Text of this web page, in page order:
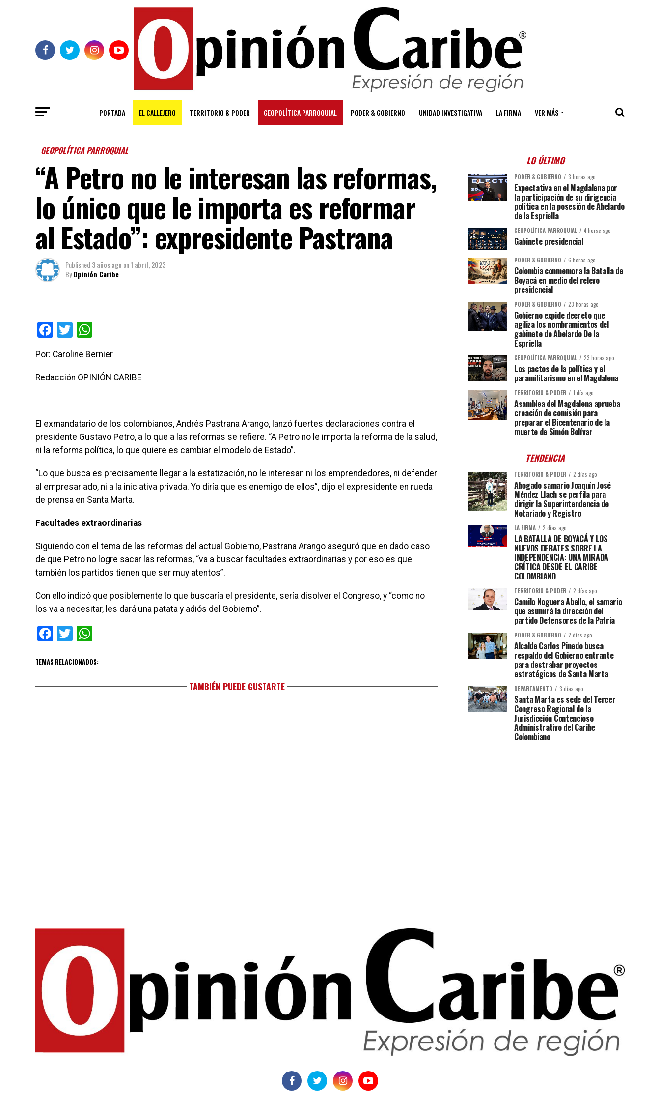
PORTADA EL CALLEJERO TERRITORIO & PODER GEOPOLÍTICA PARROQUIAL PODER & GOBIERNO UNIDAD INVESTIGATIVA LA FIRMA VER MÁS
GEOPOLÍTICA PARROQUIAL
“A Petro no le interesan las reformas,
lo único que le importa es reformar
al Estado”: expresidente Pastrana
Published 3 años ago on1 abril, 2023
ByOpinión Caribe
Facebook
Twitter
Por: Caroline Bernier
Redacción OPINIÓN CARIBE
El exmandatario de los colombianos, Andrés Pastrana Arango, lanzó fuertes declaraciones contra el
presidente Gustavo Petro, a lo que a las reformas se refiere. “A Petro no le importa la reforma de la salud,
ni la reforma política, lo que quiere es cambiar el modelo de Estado”.
“Lo que busca es precisamente llegar a la estatización, no le interesan ni los emprendedores, ni defender
al empresariado, ni a la iniciativa privada. Yo diría que es enemigo de ellos”, dijo el expresidente en rueda
de prensa en Santa Marta.
Facultades extraordinarias
Siguiendo con el tema de las reformas del actual Gobierno, Pastrana Arango aseguró que en dado caso
de que Petro no logre sacar las reformas, “va a buscar facultades extraordinarias y por eso es que
también los partidos tienen que ser muy atentos”.
Con ello indicó que posiblemente lo que buscaría el presidente, sería disolver el Congreso, y “como no
los va a necesitar, les dará una patata y adiós del Gobierno”.
Facebook
Twitter
TEMAS RELACIONADOS:
TAMBIÉN PUEDE GUSTARTE
LO ÚLTIMO
PODER & GOBIERNO 3 horas ago
Expectativa en el Magdalena por
la participación de su dirigencia
política en la posesión de Abelardo
de la Espriella
GEOPOLÍTICA PARROQUIAL 4 horas ago
Gabinete presidencial
PODER & GOBIERNO 6 horas ago
Colombia conmemora la Batalla de
Boyacá en medio del relevo
presidencial
PODER & GOBIERNO 23 horas ago
Gobierno expide decreto que
agiliza los nombramientos del
gabinete de Abelardo De la
Espriella
GEOPOLÍTICA PARROQUIAL 23 horas ago
Los pactos de la política y el
paramilitarismo en el Magdalena
TERRITORIO & PODER 1 día ago
Asamblea del Magdalena aprueba
creación de comisión para
preparar el Bicentenario de la
muerte de Simón Bolívar
TENDENCIA
TERRITORIO & PODER 2 días ago
Abogado samario Joaquín José
Méndez Llach se perfila para
dirigir la Superintendencia de
Notariado y Registro
LA FIRMA 2 días ago
LA BATALLA DE BOYACÁ Y LOS
NUEVOS DEBATES SOBRE LA
INDEPENDENCIA: UNA MIRADA
CRÍTICA DESDE EL CARIBE
COLOMBIANO
TERRITORIO & PODER 2 días ago
Camilo Noguera Abello, el samario
que asumirá la dirección del
partido Defensores de la Patria
PODER & GOBIERNO 2 días ago
Alcalde Carlos Pinedo busca
respaldo del Gobierno entrante
para destrabar proyectos
estratégicos de Santa Marta
DEPARTAMENTO 3 días ago
Santa Marta es sede del Tercer
Congreso Regional de la
Jurisdicción Contencioso
Administrativo del Caribe
Colombiano